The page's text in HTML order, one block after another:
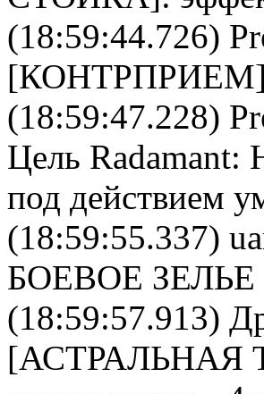
(18:59:44.726)
[КОНТРПРИЕМ
(18:59:47.228)
Цель Radamant:
под действием
(18:59:55.337)
БОЕВОЕ
(18:59:57.913)
[АСТРАЛЬНАЯ